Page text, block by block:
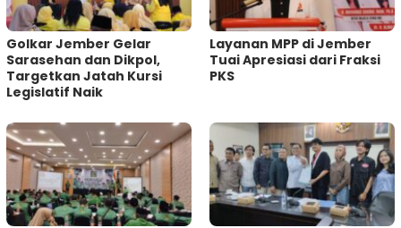
Golkar Jember Gelar
Sarasehan dan Dikpol,
Targetkan Jatah Kursi
Legislatif Naik
Layanan MPP di Jember
Tuai Apresiasi dari Fraksi
PKS